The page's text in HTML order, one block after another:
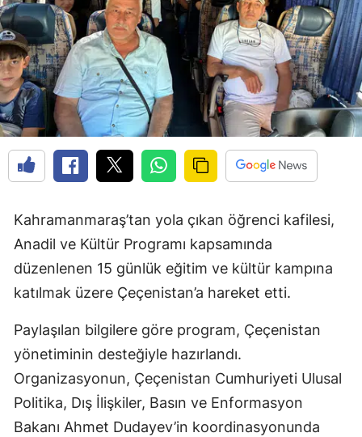
Kahramanmaraş’tan yola çıkan öğrenci kafilesi,
Anadil ve Kültür Programı kapsamında
düzenlenen 15 günlük eğitim ve kültür kampına
katılmak üzere Çeçenistan’a hareket etti.
Paylaşılan bilgilere göre program, Çeçenistan
yönetiminin desteğiyle hazırlandı.
Organizasyonun, Çeçenistan Cumhuriyeti Ulusal
Politika, Dış İlişkiler, Basın ve Enformasyon
Bakanı Ahmet Dudayev’in koordinasyonunda